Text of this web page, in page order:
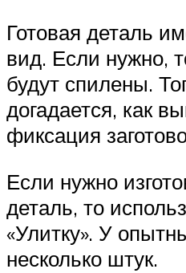
Готовая деталь
вид. Если нужно,
будут спилены.
догадается, как
фиксация
Если нужно
деталь, то
«Улитку». У
несколько штук.